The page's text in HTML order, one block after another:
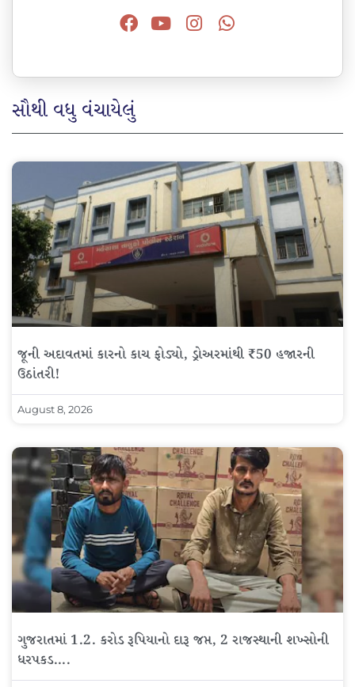
સૌથી વધુ વંચાયેલું
જૂની અદાવતમાં કારનો કાચ ફોડ્યો, ડ્રોઅરમાંથી ₹50 હજારની
ઉઠાંતરી!
August 8, 2026
ગુજરાતમાં 1.2. કરોડ રૂપિયાનો દારૂ જપ્ત, 2 રાજસ્થાની શખ્સોની
ધરપકડ….